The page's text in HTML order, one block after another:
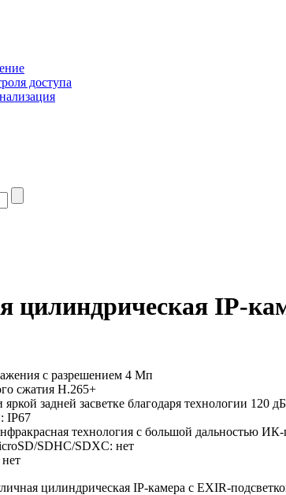
доступа
цилиндрическая IP-
с разрешением 4 Мп
сжатия H.265+
задней засветке благодаря технологии 120
IP67
технология с большой дальностью ИК-
SDHC/SDXC: нет
цилиндрическая IP-камера с EXIR-